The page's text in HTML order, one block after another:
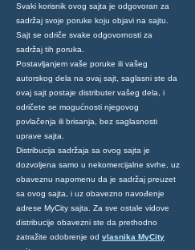
Svaki korisnik ovog sajta je odgovoran za
sadržaj svoje poruke koju objavi na sajtu.
Sajt se odriče svake odgovornosti za
sadržaj tih poruka.
Postavljanjem vaše poruke ili vašeg
autorskog dela na ovaj sajt, saglasni ste da
ovaj sajt postaje distributer vašeg dela, i
odričete se mogućnosti njegovog
povlačenja ili brisanja, bez saglasnosti
uprave sajta.
Distribucija sadržaja sa ovog sajta je
dozvoljena samo u nekomercijalne svrhe, uz
obaveznu napomenu da je sadržaj preuzet
sa ovog sajta, i uz obavezno navođenje
adrese MyCity sajta. Za sve ostale vidove
distribucije obavezni ste da prethodno
zatražite odobrenje od vlasnika MyCity